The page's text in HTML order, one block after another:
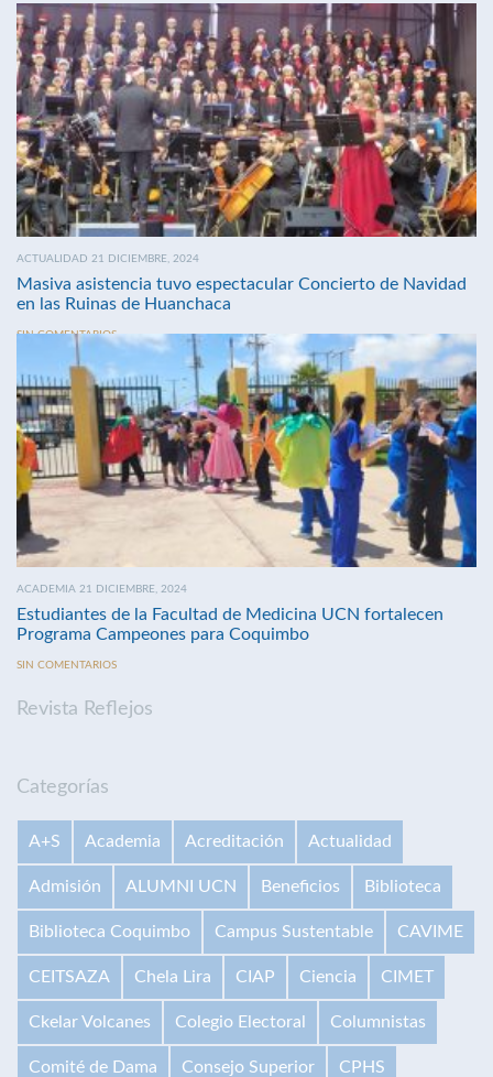
ACTUALIDAD 21 DICIEMBRE, 2024
Masiva asistencia tuvo espectacular Concierto de Navidad
en las Ruinas de Huanchaca
SIN COMENTARIOS
ACADEMIA 21 DICIEMBRE, 2024
Estudiantes de la Facultad de Medicina UCN fortalecen
Programa Campeones para Coquimbo
SIN COMENTARIOS
Revista Reflejos
Categorías
A+S Academia Acreditación Actualidad
Admisión ALUMNI UCN Beneficios Biblioteca
Biblioteca Coquimbo Campus Sustentable CAVIME
CEITSAZA Chela Lira CIAP Ciencia CIMET
Ckelar Volcanes Colegio Electoral Columnistas
Comité de Dama Consejo Superior CPHS